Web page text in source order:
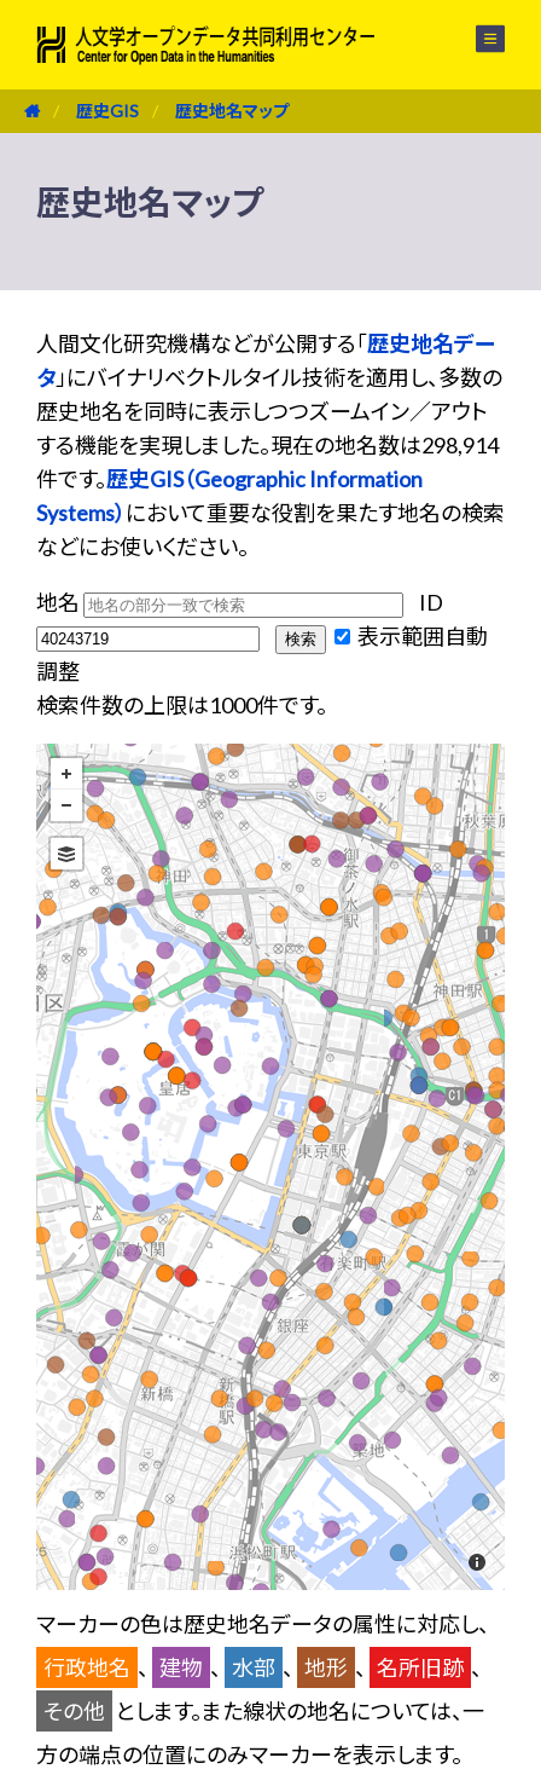
歴史GIS 歴史地名マップ
歴史地名マップ
人間文化研究機構などが公開する「歴史地名デー
タ 」にバイナリベクトルタイル技術を適用し、多数の
歴史地名を同時に表示しつつズームイン／アウト
する機能を実現しました。現在の地名数は298,914
件です。歴史GIS（Geographic Information
Systems） において重要な役割を果たす地名の検索
などにお使いください。
地名
ID
表示範囲自動
調整
検索件数の上限は1000件です。
マーカーの色は歴史地名データの属性に対応し、
行政地名 、 建物 、 水部 、 地形 、 名所旧跡 、
その他 とします。また線状の地名については、一
方の端点の位置にのみマーカーを表示します。